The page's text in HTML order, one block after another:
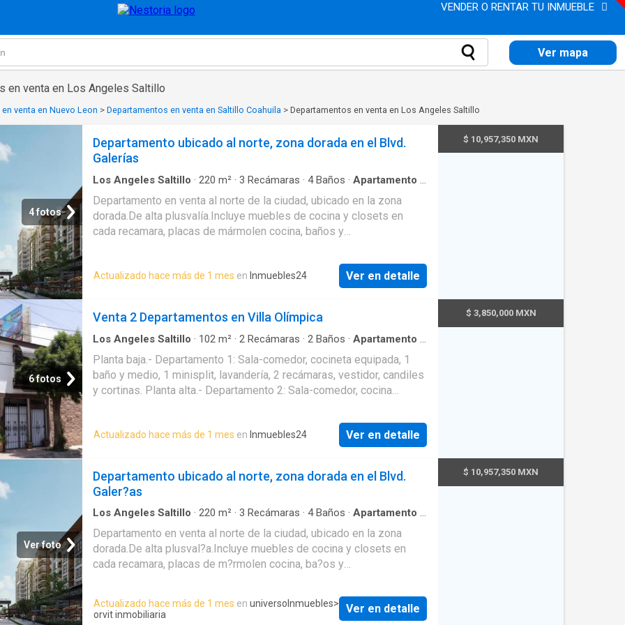
VENDER O RENTAR TU INMUEBLE
Ver mapa
en venta en Los Angeles Saltillo
venta en Nuevo Leon > Departamentos en venta en Saltillo Coahuila > Departamentos en venta en Los Angeles Saltillo
4 fotos
Departamento ubicado al norte, zona dorada en el Blvd.
Galerías
Los Angeles Saltillo · 220 m² · 3 Recámaras · 4Baños · Apartamento ·
Departamento en venta al norte de la ciudad, ubicado en la zona
dorada.De alta plusvalía.Incluye muebles de cocina y closets en
cada recamara, placas de mármolen cocina, baños y
porcelanato de gran formato.Botón de emergencia y detector de
humo en cocina.Aire acondicionado incluido.Iluminación en base a
LEDS.Ventanas dobles para aislamiento acústico y térmico.Puerta
Lobby.Elevador.Acceso privado de la rampa de estacionamiento, así
como acceso directoal parque de amenidades. Cuenta con
amenidades como tiendas especializadas y de conveniencia, áreas
verdes, jardines, restaurantes, cancha de tenis y pádel, pista para
caminar con vista panorámica, ludoteca, área de juegos
infantiles,asadores, pérgolas.Pet Friendly.Orvit InmobilioariaSaltillo
Actualizado hace más de 1 mes en Inmuebles24 Ver en detalle
$ 10,957,350 MXN
6 fotos
Venta 2 Departamentos en Villa Olímpica
Los Angeles Saltillo · 102 m² · 2 Recámaras · 2 Baños · Apartamento
Planta baja.- Departamento 1: Sala-comedor, cocineta equipada, 1
baño y medio, 1 minisplit, lavandería, 2 recámaras, vestidor, candiles
y cortinas. Planta alta.- Departamento 2: Sala-comedor, cocina
minsplit en cada recámara, closets, centro de lavado, pequeña
terraza con mesa y protecciones. EasyBroker ID: EB-FL1421
Actualizado hace más de 1 mes en Inmuebles24 Ver en detalle
$ 3,850,000 MXN
Ver foto
Departamento ubicado al norte, zona dorada en el Blvd.
Galer?as
Los Angeles Saltillo · 220 m² · 3 Recámaras · 4Baños · Apartamento ·
Departamento en venta al norte de la ciudad, ubicado en la zona
dorada.De alta plusval?a.Incluye muebles de cocina y closets en
cada recamara, placas de m?rmolen cocina, ba?os y
porcelanato de gran formato.Bot?n de emergencia y detector de
humo en cocina.Aire acondicionado incluido.Iluminaci?n en base a
Actualizado hace más de 1 mes en universoInmuebles>
orvit inmobiliaria
Ver en detalle
$ 10,957,350 MXN